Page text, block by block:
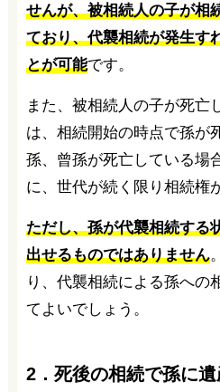
せんが、被相続人の子が相
ており、代襲相続が発生す
とが可能です。
また、被相続人の子が死亡
は、相続開始の時点で孫が
孫、曾孫が死亡している場
に、世代が続く限り相続権
ただし、孫が代襲相続する
出せるものではありません
り、代襲相続による孫への
てよいでしょう。
2．死後の相続で孫に